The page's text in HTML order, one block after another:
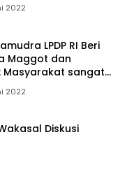
2022
LPDP RI Beri
Maggot dan
Masyarakat sangat
2022
Diskusi